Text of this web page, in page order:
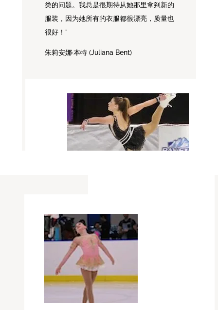
类的问题。我总是很期待从她那里拿到新的
服装，因为她所有的衣服都很漂亮，质量也
很好！”
朱莉安娜·本特 (Juliana Bent)